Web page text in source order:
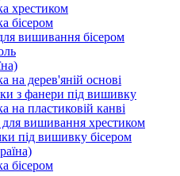
хрестиком
бісером
вишивання бісером
на дерев'яній основі
з фанери під вишивку
на пластиковій канві
вишивання хрестиком
під вишивку бісером
бісером